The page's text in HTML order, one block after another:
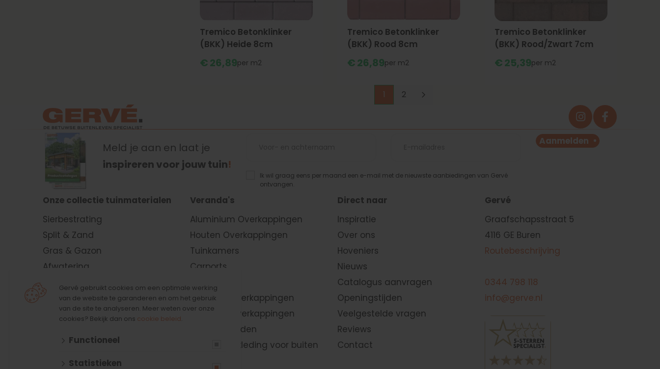
Tremico Betonklinker
(BKK) Heide 8cm
€26,89 m2
Tremico Betonklinker
(BKK) Rood 8cm
€26,89 m2
Tremico Betonklinker
(BKK) Rood/Zwart 7cm
€25,39 m2
1 2
Meld je aan en laat je
inspireren voor jouw tuin!
Ik wil graag eens per maand een e-mail met de nieuwste aanbiedingen van Gervé
ontvangen.
Aanmelden
Onze collectie tuinmaterialen
Sierbestrating
Split & Zand
Gras & Gazon
Afwatering
Schuttingen &
Tuinafscheidingen
Gevelbekleding
Vlonders
Veranda's
Aluminium Overkappingen
Houten Overkappingen
Tuinkamers
Carports
Lamellen
overkappingen
Vouwdak overkappingen
Glazen wanden
Wandenbekleding voor buiten
Direct naar
Inspiratie
Over ons
Hoveniers
Nieuws
Catalogus aanvragen
Openingstijden
Veelgestelde vragen
Reviews
Contact
Gervé
Graafschapsstraat 5
4116 GE Buren
Routebeschrijving
0344 798 118
info@gerve.nl
Gervé gebruikt cookies om een optimale werking
van de website te garanderen en om het gebruik
van de site te analyseren. Meer weten over onze
cookies? Bekijk dan ons cookie beleid.
Functioneel
Statistieken